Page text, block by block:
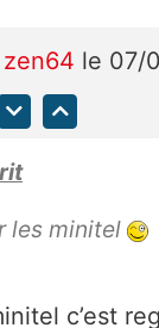
zen64 le 07/
les minitel
c’est